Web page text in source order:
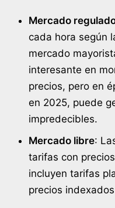
Mercado
cada hora según
mercado
interesante en
precios, pero en
en 2025, puede
impredecibles.
Mercado libre:
tarifas con
incluyen tarifas
precios